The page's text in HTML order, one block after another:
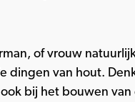
of vrouw
dingen van hout.
bij het bouwen van